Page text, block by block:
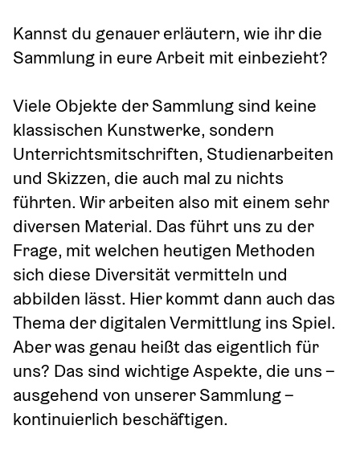
Kannst du genauer erläutern, wie ihr die
Sammlung in eure Arbeit mit einbezieht?
Viele Objekte der Sammlung sind keine
klassischen Kunstwerke, sondern
Unterrichtsmitschriften, Studienarbeiten
und Skizzen, die auch mal zu nichts
führten. Wir arbeiten also mit einem sehr
diversen Material. Das führt uns zu der
Frage, mit welchen heutigen Methoden
sich diese Diversität vermitteln und
abbilden lässt. Hier kommt dann auch das
Thema der digitalen Vermittlung ins Spiel.
Aber was genau heißt das eigentlich für
uns? Das sind wichtige Aspekte, die uns –
ausgehend von unserer Sammlung –
kontinuierlich beschäftigen.